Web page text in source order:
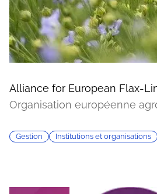
Alliance for European Flax-
Organisation européenne
Gestion Institutions et organisations